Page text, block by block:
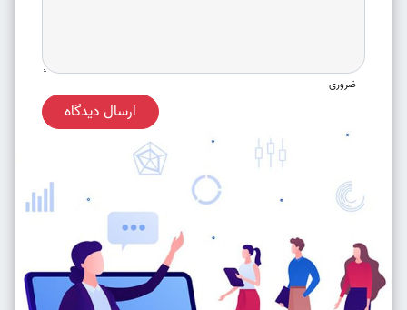
ضروری
ارسال دیدگاه